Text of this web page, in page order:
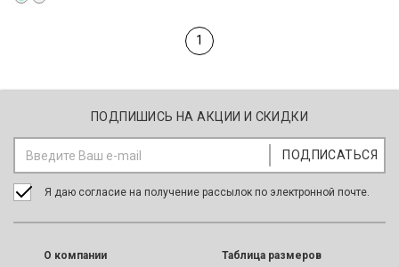
1
ПОДПИШИСЬ НА АКЦИИ И СКИДКИ
Я даю согласие на получение рассылок по электронной почте.
O компании
Таблица размеров